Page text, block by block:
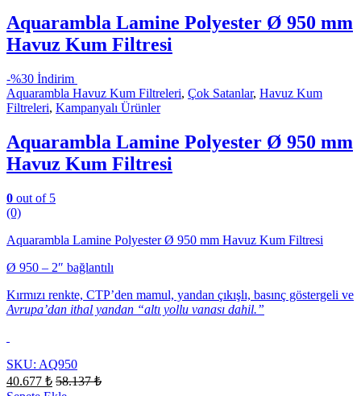
Aquarambla Lamine Polyester Ø 950 mm
Havuz Kum Filtresi
-%30 İndirim
Aquarambla Havuz Kum Filtreleri, Çok Satanlar, Havuz Kum
Filtreleri, Kampanyalı Ürünler
Aquarambla Lamine Polyester Ø 950 mm
Havuz Kum Filtresi
0 out of 5
(0)
Aquarambla Lamine Polyester Ø 950 mm Havuz Kum Filtresi
Ø 950 – 2″ bağlantılı
Kırmızı renkte, CTP’den mamul, yandan çıkışlı, basınç göstergeli ve
Avrupa’dan ithal yandan “altı yollu vanası dahil.”
SKU: AQ950
40.677 ₺ 58.137₺